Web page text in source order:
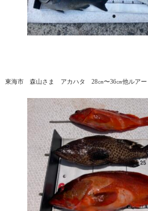
東海市 森山さま アカハタ 28㎝〜36㎝他ルアー